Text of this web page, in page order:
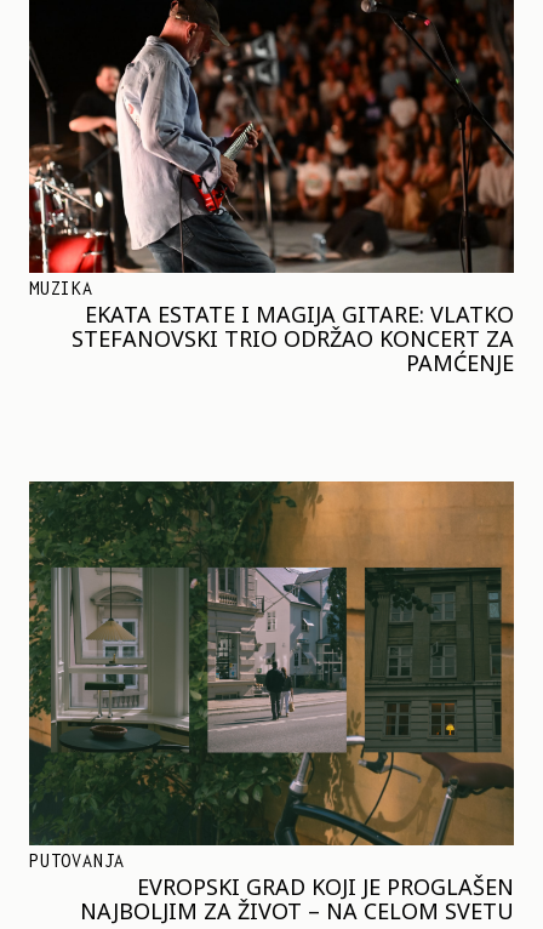
MUZIKA
EKATA ESTATE I MAGIJA GITARE: VLATKO
STEFANOVSKI TRIO ODRŽAO KONCERT ZA
PAMĆENJE
PUTOVANJA
EVROPSKI GRAD KOJI JE PROGLAŠEN
NAJBOLJIM ZA ŽIVOT – NA CELOM SVETU